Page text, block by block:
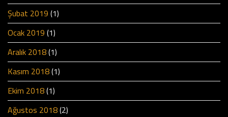
Şubat 2019 (1)
Ocak 2019 (1)
Aralık 2018(1)
Kasım 2018(1)
Ekim 2018(1)
Ağustos 2018(2)